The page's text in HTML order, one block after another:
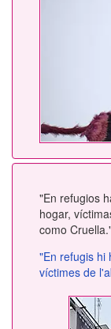
"En refugios
hogar,
como
"En refugis hi
víctimes de